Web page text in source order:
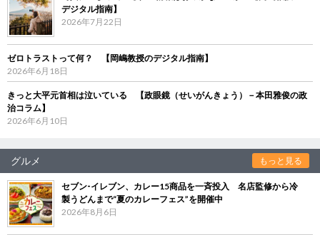
デジタル指南】
2026年7月22日
ゼロトラストって何？ 【岡嶋教授のデジタル指南】
2026年6月18日
きっと大平元首相は泣いている 【政眼鏡（せいがんきょう）－本田雅俊の政
治コラム】
2026年6月10日
グルメ もっと見る
セブン‐イレブン、カレー15商品を一斉投入 名店監修から冷
製うどんまで“夏のカレーフェス”を開催中
2026年8月6日